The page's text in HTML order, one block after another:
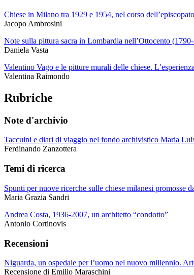
Chiese in Milano tra 1929 e 1954, nel corso
Jacopo Ambrosini
Note sulla pittura sacra in Lombardia nell’Ottocento
Daniela Vasta
Valentino Vago e le pitture murali delle chiese.
Valentina Raimondo
Rubriche
Note d'archivio
Taccuini e diari di viaggio nel fondo archivistico Maria
Ferdinando Zanzottera
Temi di ricerca
Spunti per nuove ricerche sulle chiese milanesi
Maria Grazia Sandri
Andrea Costa, 1936-2007, un architetto “condotto”
Antonio Cortinovis
Recensioni
Niguarda, un ospedale per l’uomo nel nuovo millennio.
Recensione di Emilio Maraschini